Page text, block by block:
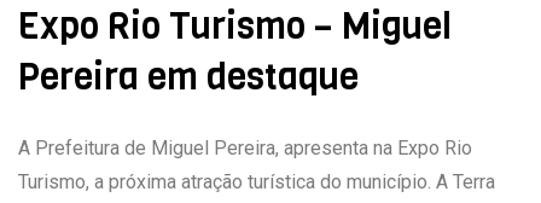
Expo Rio Turismo – Miguel
Pereira em destaque
A Prefeitura de Miguel Pereira, apresenta na Expo Rio
Turismo, a próxima atração turística do município. A Terra